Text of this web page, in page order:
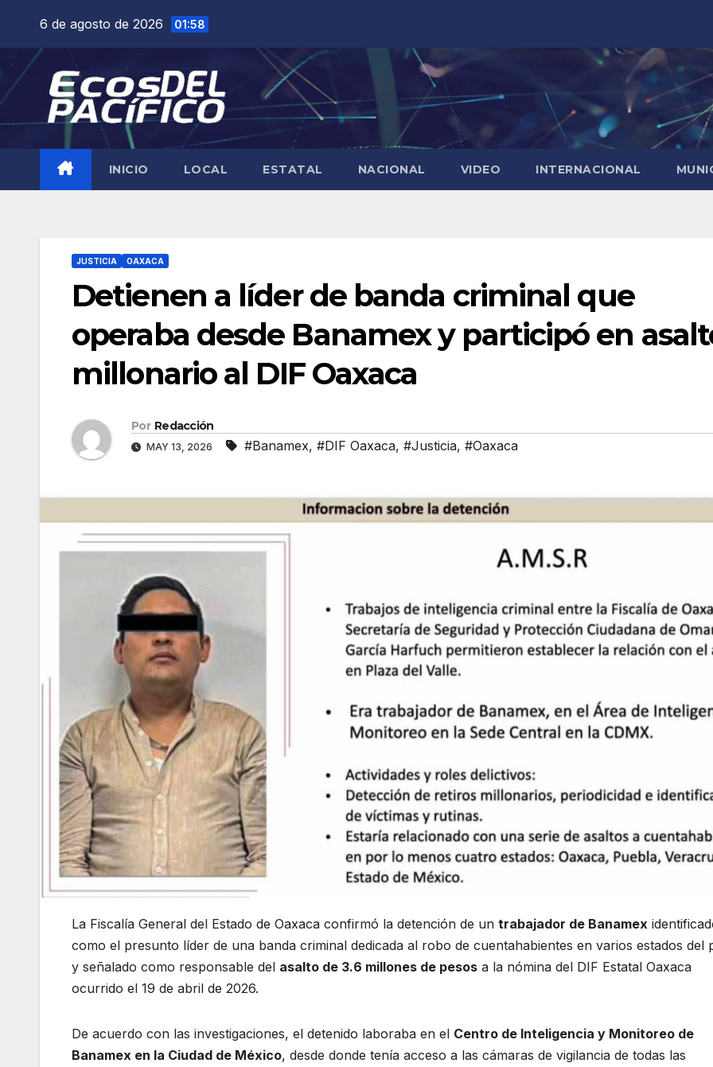
contenido
6 de agosto de 2026 01:58
INICIO LOCAL ESTATAL NACIONAL VIDEO INTERNACIONAL
JUSTICIA OAXACA
Detienen a líder de banda criminal que
operaba desde Banamex y participó en
millonario al DIF Oaxaca
Por Redacción
MAY 13, 2026 #Banamex, #DIF Oaxaca, #Justicia, #Oaxaca
La Fiscalía General del Estado de Oaxaca confirmó la detención de un trabajador de Banamex
como el presunto líder de una banda criminal dedicada al robo de cuentahabientes en varios estados del
y señalado como responsable del asalto de 3.6 millones de pesos a la nómina del DIF Estatal Oaxaca
ocurrido el 19 de abril de 2026.
De acuerdo con las investigaciones, el detenido laboraba en el Centro de Inteligencia y Monitoreo de
Banamex en la Ciudad de México, desde donde tenía acceso a las cámaras de vigilancia de todas las